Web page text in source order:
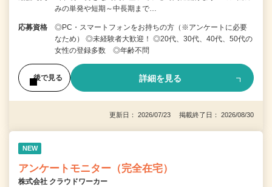
みの単発や短期～中長期まで…
応募資格
◎PC・スマートフォンをお持ちの方（※アンケートに必要
なため） ◎未経験者大歓迎！ ◎20代、30代、40代、50代の
女性の登録多数 ◎年齢不問
後で見る 詳細を見る
更新日： 2026/07/23 掲載終了日： 2026/08/30
NEW
アンケートモニター（完全在宅）
株式会社 クラウドワーカー